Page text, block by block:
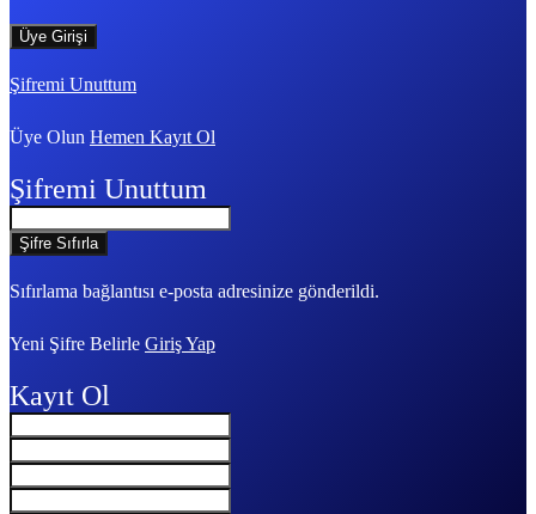
Şifremi Unuttum
Üye Olun Hemen Kayıt Ol
Şifremi Unuttum
Sıfırlama bağlantısı e-posta adresinize gönderildi.
Yeni Şifre Belirle Giriş Yap
Kayıt Ol